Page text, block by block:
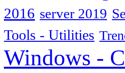
2016 server 2019
Tools - Utilities
Windows -